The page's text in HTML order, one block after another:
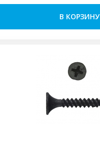
В КОРЗИНУ